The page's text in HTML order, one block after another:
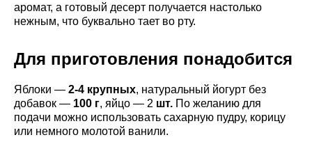
аромат, а готовый десерт получается настолько
нежным, что буквально тает во рту.
Для приготовления понадобится
Яблоки — 2-4 крупных, натуральный йогурт без
добавок — 100 г, яйцо — 2 шт. По желанию для
подачи можно использовать сахарную пудру, корицу
или немного молотой ванили.